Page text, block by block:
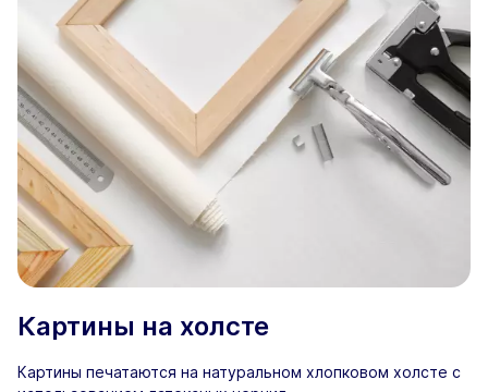
Картины на холсте
Картины печатаются на натуральном хлопковом холсте с